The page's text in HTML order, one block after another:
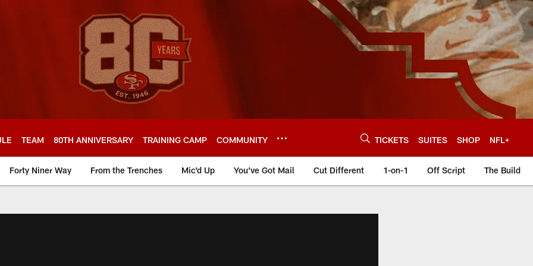
TEAM 80TH ANNIVERSARY TRAINING CAMP COMMUNITY TICKETS SUITES SHOP NFL+
Forty Niner Way From the Trenches Mic'd Up You've Got Mail Cut Different 1-on-1 Off Script The Build